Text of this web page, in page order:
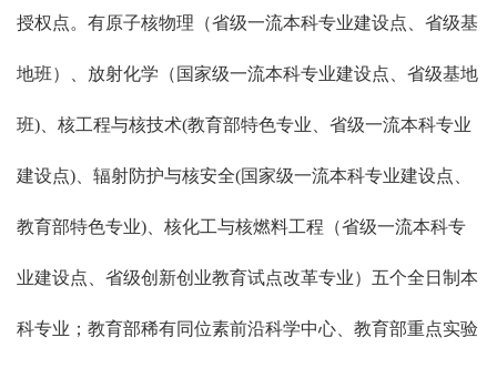
授权点。有原子核物理（省级一流本科专业建设点、省级基
地班）、放射化学（国家级一流本科专业建设点、省级基地
班)、核工程与核技术(教育部特色专业、省级一流本科专业
建设点)、辐射防护与核安全(国家级一流本科专业建设点、
教育部特色专业)、核化工与核燃料工程（省级一流本科专
业建设点、省级创新创业教育试点改革专业）五个全日制本
科专业；教育部稀有同位素前沿科学中心、教育部重点实验